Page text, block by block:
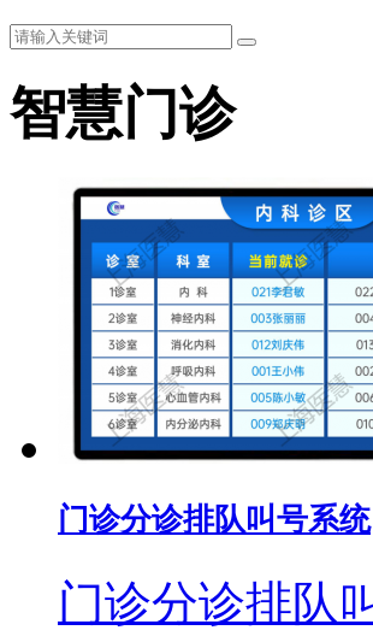
智慧门诊
门诊分诊排队叫号系统
门诊分诊排队